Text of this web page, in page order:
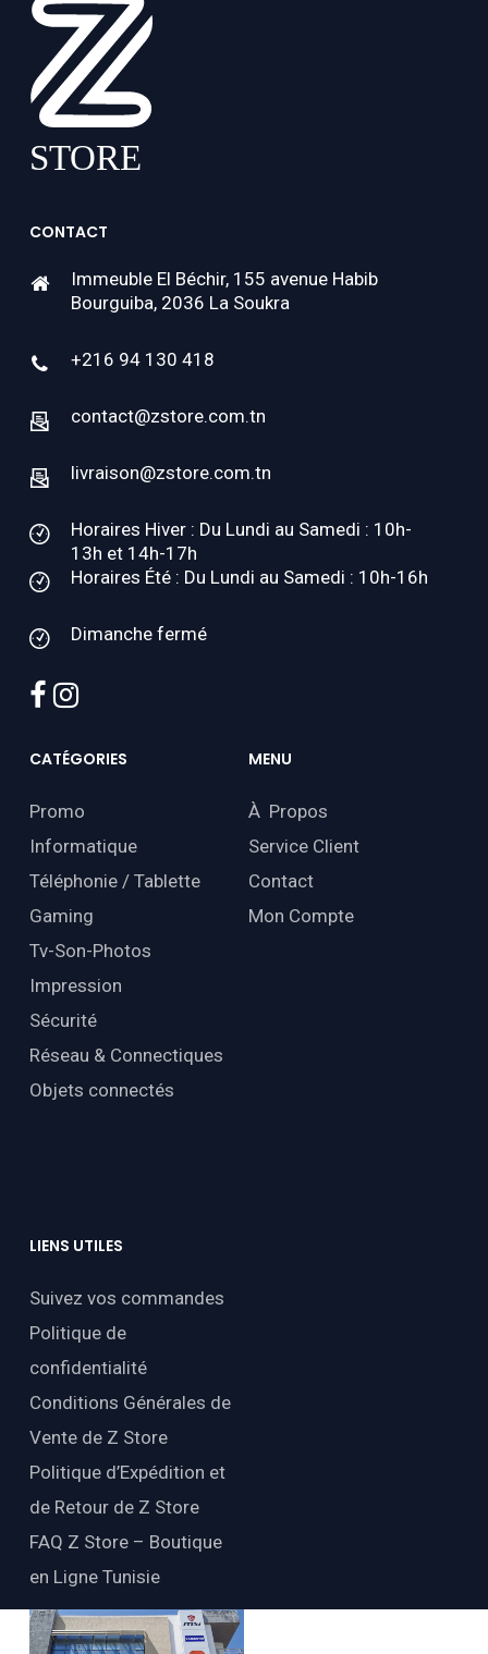
CONTACT
Immeuble El Béchir, 155 avenue Habib
Bourguiba, 2036 La Soukra
+216 94 130 418
contact@zstore.com.tn
livraison@zstore.com.tn
Horaires Hiver : Du Lundi au Samedi : 10h-
13h et 14h-17h
Horaires Été : Du Lundi au Samedi : 10h-16h
Dimanche fermé
facebook
instagram
CATÉGORIES
Promo
Informatique
Téléphonie / Tablette
Gaming
Tv-Son-Photos
Impression
Sécurité
Réseau & Connectiques
Objets connectés
MENU
À Propos
Service Client
Contact
Mon Compte
LIENS UTILES
Suivez vos commandes
Politique de
confidentialité
Conditions Générales de
Vente de Z Store
Politique d’Expédition et
de Retour de Z Store
FAQ Z Store – Boutique
en Ligne Tunisie